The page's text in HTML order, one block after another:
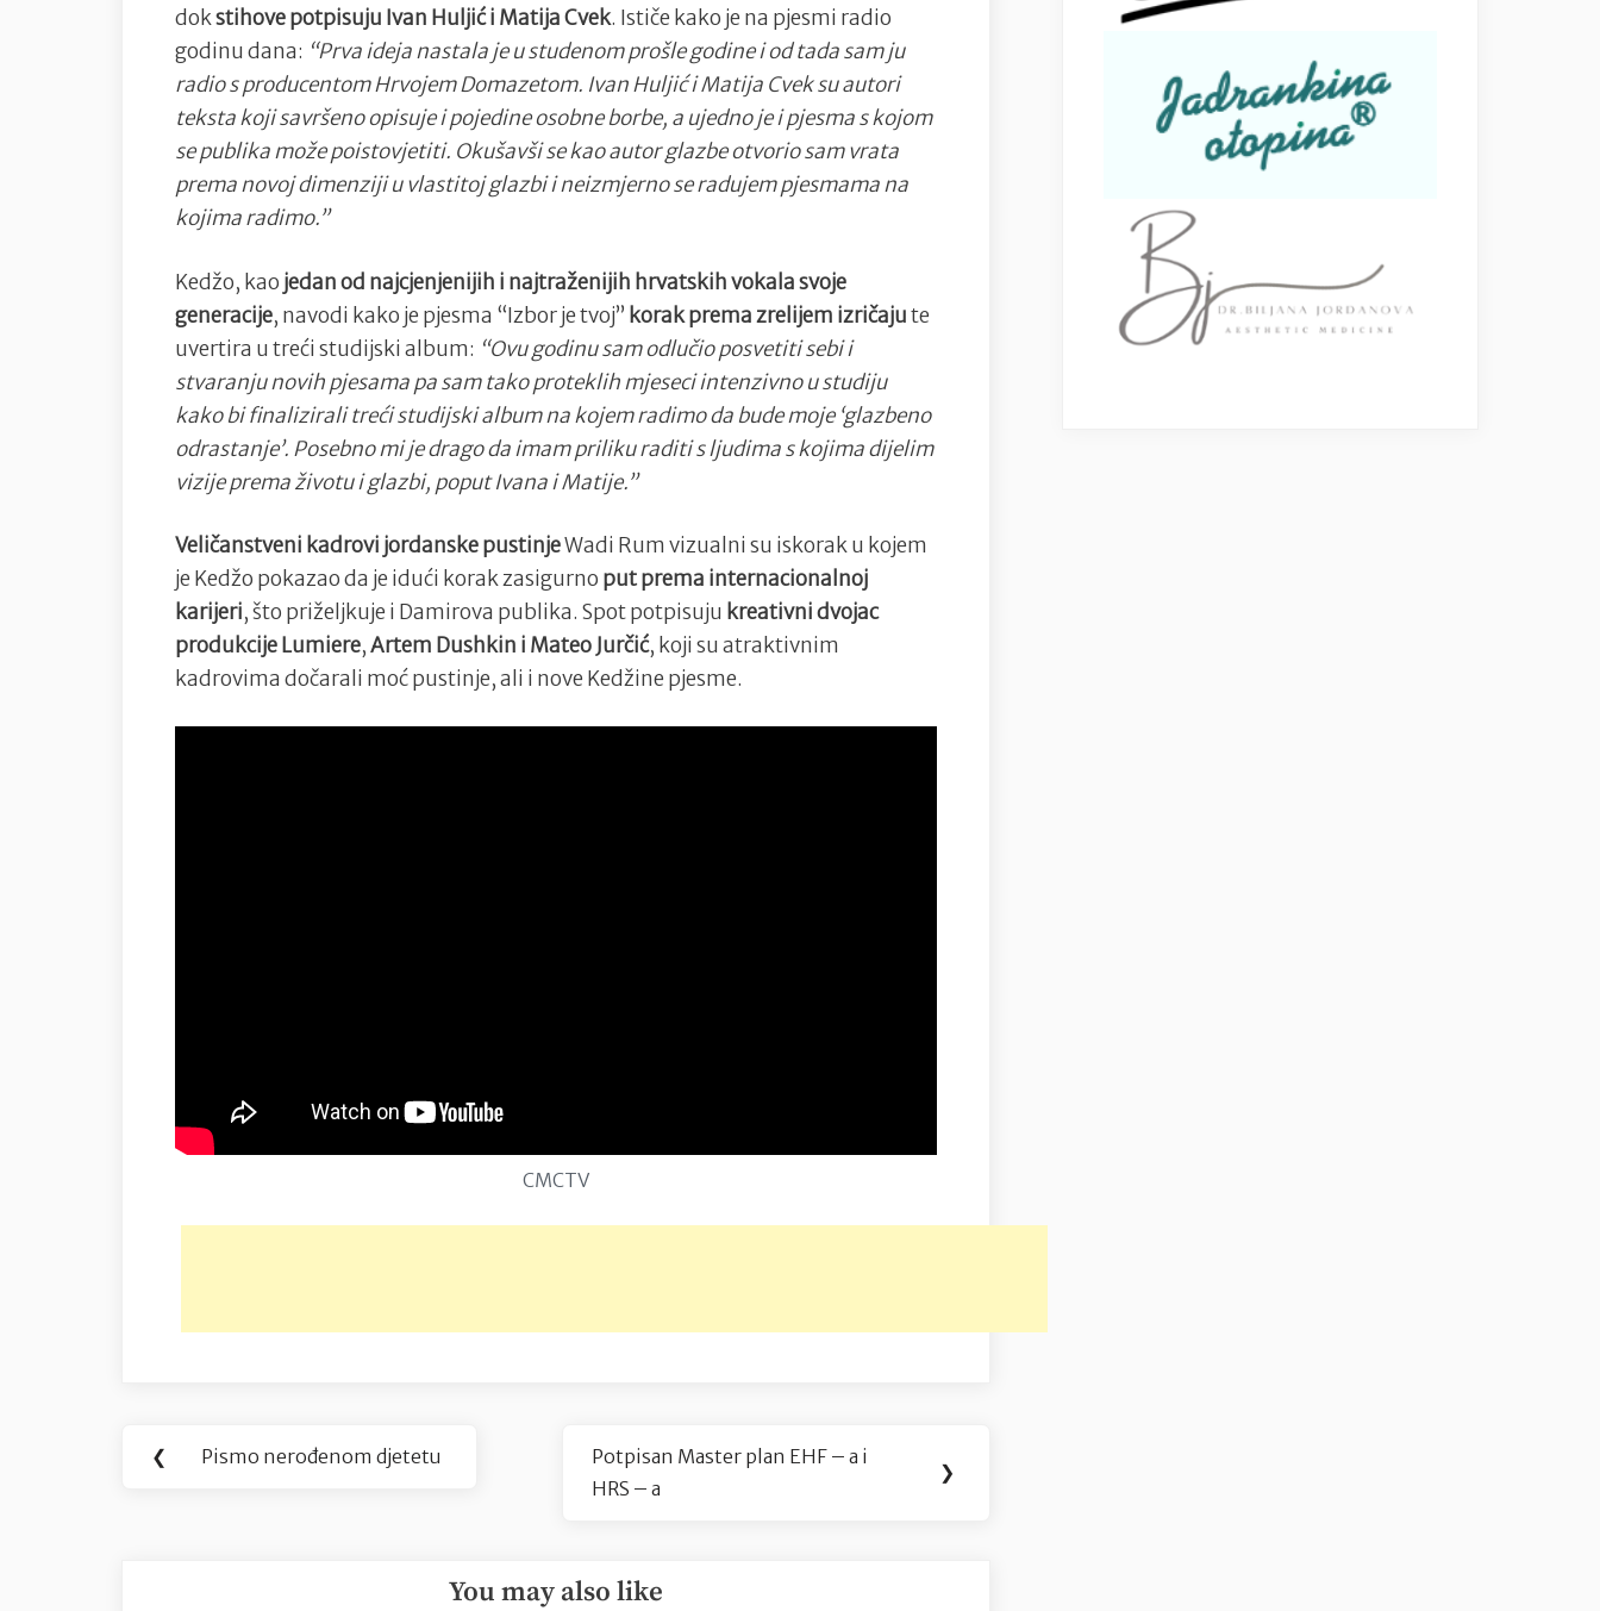
dokstihove potpisuju Ivan Huljić i Matija Cvek. Ističe kako je na pjesmi radio
godinu dana: “Prva ideja nastala je u studenom prošle godine i od tada sam ju
radio s producentom Hrvojem Domazetom. Ivan Huljić i Matija Cvek su autori
teksta koji savršeno opisuje i pojedine osobne borbe, a ujedno je i pjesma s kojom
se publika može poistovjetiti. Okušavši se kao autor glazbe otvorio sam vrata
prema novoj dimenziji u vlastitoj glazbi i neizmjerno se radujem pjesmama na
kojima radimo.”
Kedžo, kao jedan od najcjenjenijih i najtraženijih hrvatskih vokala svoje
generacije, navodi kako je pjesma “Izbor je tvoj” korak prema zrelijem izričajute
uvertira u treći studijski album: “Ovu godinu sam odlučio posvetiti sebi i
stvaranju novih pjesama pa sam tako proteklih mjeseci intenzivno u studiju
kako bi finalizirali treći studijski album na kojem radimo da bude moje ‘glazbeno
odrastanje’. Posebno mi je drago da imam priliku raditi s ljudima s kojima dijelim
vizije prema životu i glazbi, poput Ivana i Matije.”
Veličanstveni kadrovi jordanske pustinjeWadi Rum vizualni su iskorak u kojem
je Kedžo pokazao da je idući korak zasigurno put prema internacionalnoj
karijeri, što priželjkuje i Damirova publika. Spot potpisuju kreativni dvojac
produkcije Lumiere,Artem Dushkin i Mateo Jurčić, koji su atraktivnim
kadrovima dočarali moć pustinje, ali i nove Kedžine pjesme.
CMCTV
Navigacija
❮
Previous
Pismo nerođenom djetetu
Next
Post:
Potpisan Master plan EHF – a i
HRS – a
❯
You may also like